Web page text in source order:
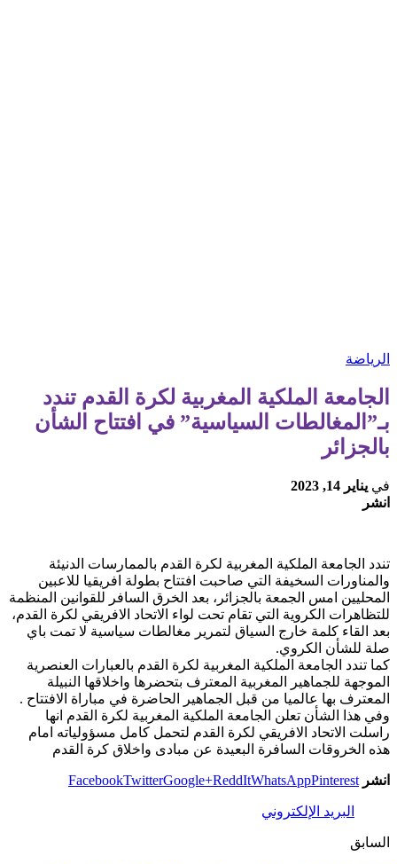
الرياضة
الجامعة الملكية المغربية لكرة القدم تندد
بـ”المغالطات السياسية​” في افتتاح​ الشأن
بالجزائر
في يناير 14, 2023
انشر
تندد الجامعة الملكية المغربية لكرة القدم​ بالممارسات الدنيئة
والمناورات السخيفة​ التي صاحبت​ افتتاح​ بطولة افريقيا للاعبين
المحليين​ امس الجمعة​ بالجزائر،​ بعد الخرق السافر للقوانين المنظمة
للتظاهرات الكروية​ التي تقام​ تحت لواء الاتحاد الافريقي لكرة القدم،​
بعد​ القاء​ كلمة خارج السياق لتمرير​ مغالطات سياسية​ لا تمت باي
صلة​ للشأن الكروي.
كما تندد الجامعة الملكية المغربية لكرة القدم بالعبارات العنصرية
الموجهة للجماهير​ المغربية المعترف بتحضرها واخلاقها النبيلة
المعترف بها عالميا​ من​ قبل​ الجماهير الحاضرة في مباراة الافتتاح .
وفي هذا الشأن تعلن الجامعة الملكية المغربية لكرة القدم انها
راسلت الاتحاد الافريقي لكرة القدم لتحمل كامل مسؤولياته امام
هذه الخروقات السافرة البعيدة عن مبادى واخلاق كرة القدم
انشر FacebookTwitterGoogle+ReddItWhatsAppPinterest
البريد الإلكتروني
السابق